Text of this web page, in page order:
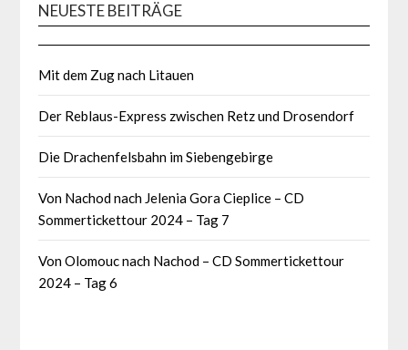
NEUESTE BEITRÄGE
Mit dem Zug nach Litauen
Der Reblaus-Express zwischen Retz und Drosendorf
Die Drachenfelsbahn im Siebengebirge
Von Nachod nach Jelenia Gora Cieplice – CD
Sommertickettour 2024 – Tag 7
Von Olomouc nach Nachod – CD Sommertickettour
2024 – Tag 6